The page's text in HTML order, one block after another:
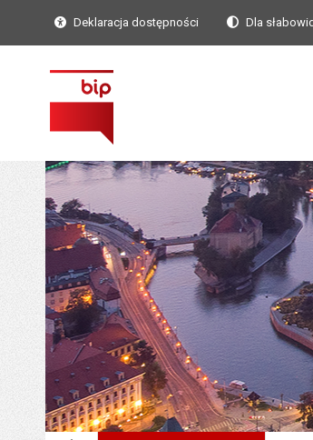
Deklaracja dostępności Dla